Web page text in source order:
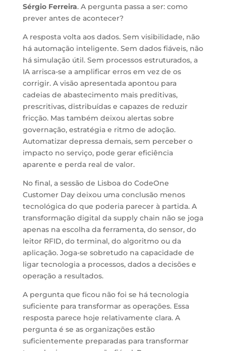
Sérgio Ferreira. A pergunta passa a ser: como
prever antes de acontecer?
A resposta volta aos dados. Sem visibilidade, não
há automação inteligente. Sem dados fiáveis, não
há simulação útil. Sem processos estruturados, a
IA arrisca-se a amplificar erros em vez de os
corrigir. A visão apresentada apontou para
cadeias de abastecimento mais preditivas,
prescritivas, distribuídas e capazes de reduzir
fricção. Mas também deixou alertas sobre
governação, estratégia e ritmo de adoção.
Automatizar depressa demais, sem perceber o
impacto no serviço, pode gerar eficiência
aparente e perda real de valor.
No final, a sessão de Lisboa do CodeOne
Customer Day deixou uma conclusão menos
tecnológica do que poderia parecer à partida. A
transformação digital da supply chain não se joga
apenas na escolha da ferramenta, do sensor, do
leitor RFID, do terminal, do algoritmo ou da
aplicação. Joga-se sobretudo na capacidade de
ligar tecnologia a processos, dados a decisões e
operação a resultados.
A pergunta que ficou não foi se há tecnologia
suficiente para transformar as operações. Essa
resposta parece hoje relativamente clara. A
pergunta é se as organizações estão
suficientemente preparadas para transformar